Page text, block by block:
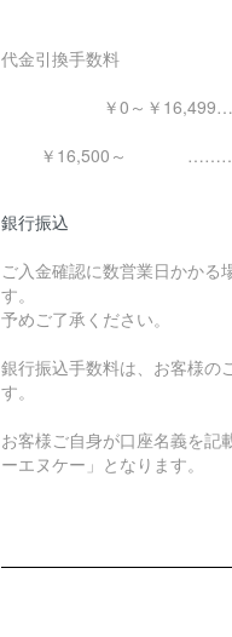
代金引換手数料
￥0～￥
￥16,500～ ………
銀行振込
ご入金確認に数営業日かかる
す。
予めご了承ください。
銀行振込手数料は、お客様の
す。
お客様ご自身が口座名義を記
ーエヌケー」となります。